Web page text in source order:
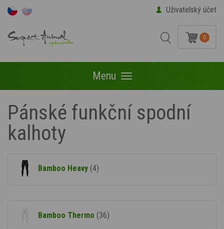
Uživatelský účet
0
Menu Menu
Pánské funkční spodní
kalhoty
Bamboo Heavy (4)
Bamboo Thermo (36)